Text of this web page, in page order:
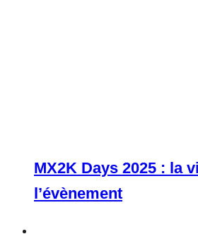
MX2K Days 2025 : la
l’évènement